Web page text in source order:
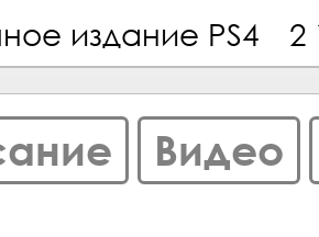
издание PS4 2
Видео